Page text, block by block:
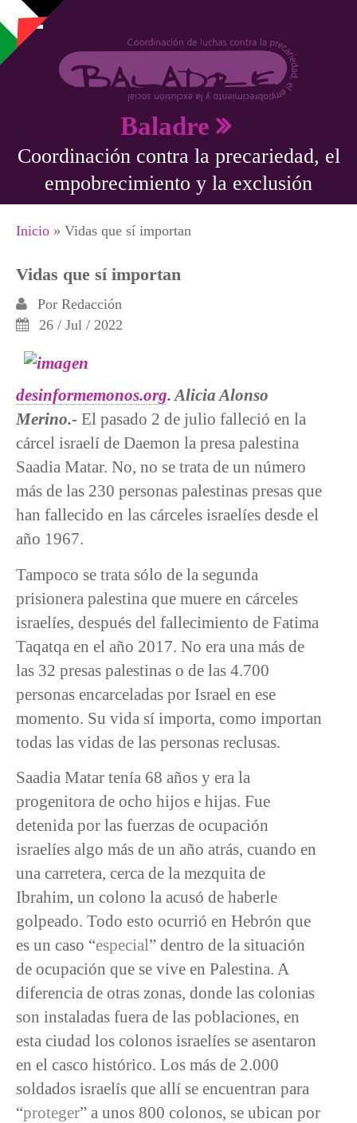
Pasar al contenido principal
Baladre
Coordinación contra la precariedad, el
empobrecimiento y la exclusión
Se encuentra usted aquí
Inicio » Vidas que sí importan
Vidas que sí importan
Por Redacción
26 / Jul / 2022
desinformemonos.org. Alicia Alonso
Merino.- El pasado 2 de julio falleció en la
cárcel israelí de Daemon la presa palestina
Saadia Matar. No, no se trata de un número
más de las 230 personas palestinas presas que
han fallecido en las cárceles israelíes desde el
año 1967.
Tampoco se trata sólo de la segunda
prisionera palestina que muere en cárceles
israelíes, después del fallecimiento de Fatima
Taqatqa en el año 2017. No era una más de
las 32 presas palestinas o de las 4.700
personas encarceladas por Israel en ese
momento. Su vida sí importa, como importan
todas las vidas de las personas reclusas.
Saadia Matar tenía 68 años y era la
progenitora de ocho hijos e hijas. Fue
detenida por las fuerzas de ocupación
israelíes algo más de un año atrás, cuando en
una carretera, cerca de la mezquita de
Ibrahim, un colono la acusó de haberle
golpeado. Todo esto ocurrió en Hebrón que
es un caso “especial” dentro de la situación
de ocupación que se vive en Palestina. A
diferencia de otras zonas, donde las colonias
son instaladas fuera de las poblaciones, en
esta ciudad los colonos israelíes se asentaron
en el casco histórico. Los más de 2.000
soldados israelís que allí se encuentran para
“proteger” a unos 800 colonos, se ubican por